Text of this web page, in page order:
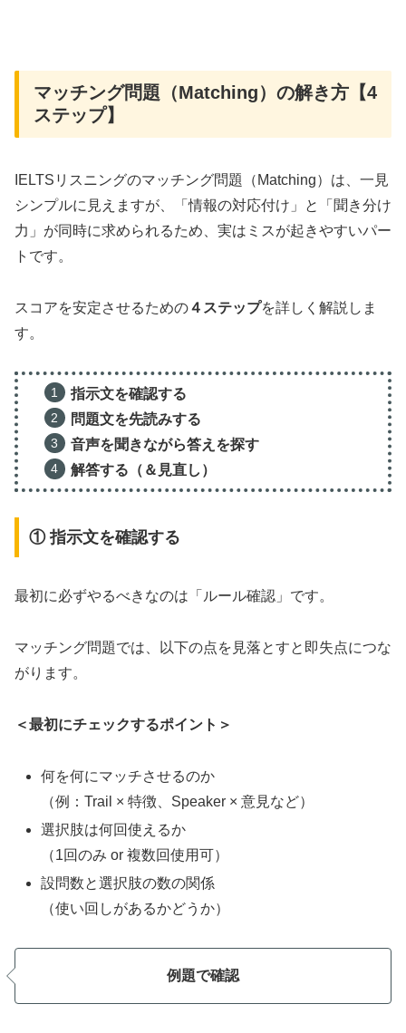
マッチング問題（Matching）の解き方【4
ステップ】
IELTSリスニングのマッチング問題（Matching）は、一見
シンプルに見えますが、「情報の対応付け」と「聞き分け
力」が同時に求められるため、実はミスが起きやすいパー
トです。
スコアを安定させるための４ステップを詳しく解説しま
す。
指示文を確認する
問題文を先読みする
音声を聞きながら答えを探す
解答する（＆見直し）
① 指示文を確認する
最初に必ずやるべきなのは「ルール確認」です。
マッチング問題では、以下の点を見落とすと即失点につな
がります。
＜最初にチェックするポイント＞
何を何にマッチさせるのか
（例：Trail × 特徴、Speaker × 意見など）
選択肢は何回使えるか
（1回のみ or 複数回使用可）
設問数と選択肢の数の関係
（使い回しがあるかどうか）
例題で確認